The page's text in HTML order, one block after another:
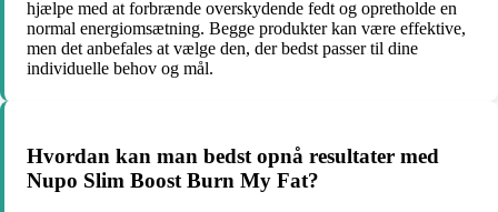
hjælpe med at forbrænde overskydende fedt og opretholde en
normal energiomsætning. Begge produkter kan være effektive,
men det anbefales at vælge den, der bedst passer til dine
individuelle behov og mål.
Hvordan kan man bedst opnå resultater med
Nupo Slim Boost Burn My Fat?